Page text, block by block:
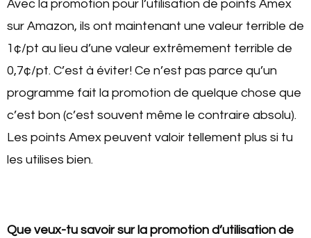
Avec la promotion pour l’utilisation de points Amex
sur Amazon, ils ont maintenant une valeur terrible de
1¢/pt au lieu d’une valeur extrêmement terrible de
0,7¢/pt. C’est à éviter! Ce n’est pas parce qu’un
programme fait la promotion de quelque chose que
c’est bon (c’est souvent même le contraire absolu).
Les points Amex peuvent valoir tellement plus si tu
les utilises bien.
Que veux-tu savoir sur la promotion d’utilisation de